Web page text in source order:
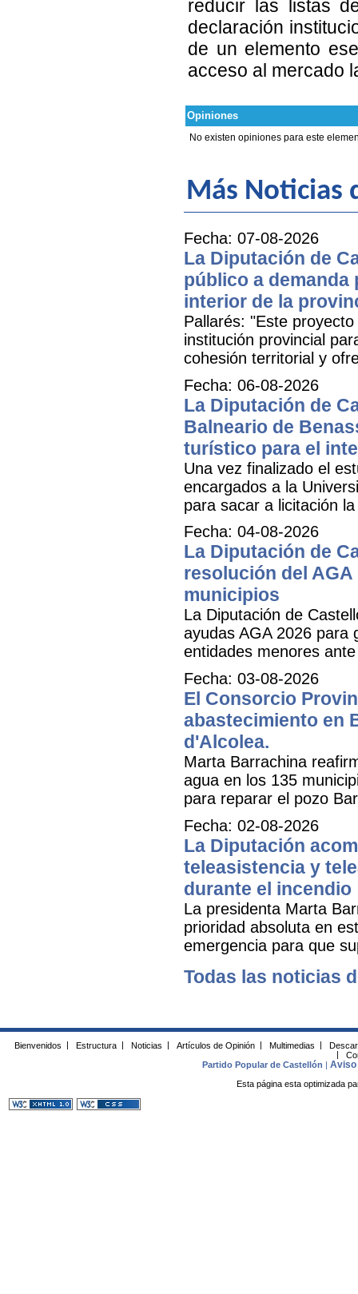
reducir las listas
declaración
de un elemento
acceso al mercado
Opiniones
No existen opiniones para este
Más Noticias
Fecha: 07-08-2026
La Diputación de
público a demanda
interior de la
Pallarés: "Este
institución provincial
cohesión territorial y
Fecha: 06-08-2026
La Diputación de
Balneario de
turístico para el
Una vez finalizado el
encargados a la
para sacar a licitación
Fecha: 04-08-2026
La Diputación de
resolución del
municipios
La Diputación de
ayudas AGA 2026 para
entidades menores
Fecha: 03-08-2026
El Consorcio
abastecimiento en
d'Alcolea.
Marta Barrachina
agua en los 135
para reparar el pozo
Fecha: 02-08-2026
La Diputación
teleasistencia y
durante el incendio
La presidenta Marta
prioridad absoluta en
emergencia para que
Todas las noticias
Bienvenidos Estructura Noticias Artículos de Opinión Multimedias
Partido Popular de Castellón
|Aviso
Esta página esta optimizada